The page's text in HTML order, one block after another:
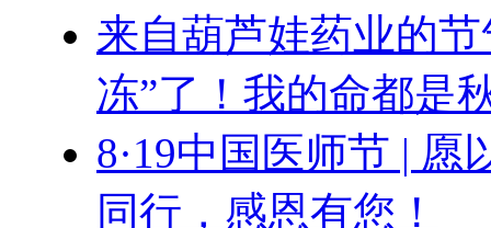
来自葫芦娃药业的
冻”了！我的命都是
8·19中国医师节 | 愿
同行，感恩有您！